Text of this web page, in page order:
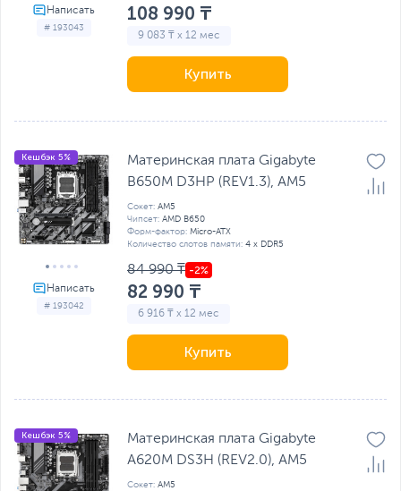
# 193043
108 990 ₸
9 083 ₸ x 12 мес
Купить
# 193042
Кешбэк 5%
Материнская плата Gigabyte
B650M D3HP (REV1.3), AM5
Сокет: AM5
Чипсет: AMD B650
Форм-фактор: Micro-ATX
Количество слотов памяти: 4 x DDR5
84 990 ₸
82 990 ₸
6 916 ₸ x 12 мес
Купить
Кешбэк 5%
Материнская плата Gigabyte
A620M DS3H (REV2.0), AM5
Сокет: AM5